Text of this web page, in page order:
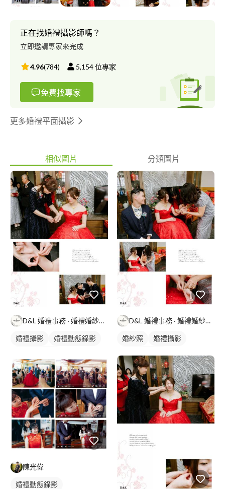
ID：d********* ******** ID：@********* E-mail：
全省服務 #婚禮攝影 #婚紗攝影 #婚禮紀錄 #兒童寫真 #全家福 #婚
禮錄影 #孕婦寫真 #親子寫真 #個人寫真 #新娘秘書 #活動紀錄 #風
格婚紗 #自助婚紗 #寶寶寫真 #商業攝影 #東勢婚攝 #豐原婚攝 #新
社婚攝 #后里婚攝 #台中婚攝 #結婚攝影 #迎娶攝影 #訂婚攝影 #文
定攝影 #歸寧攝影 #彰化婚攝 #苗栗婚攝 #婚禮跟拍 #中式婚禮 #西
式禮儀 歡迎預約拍攝 給自己唯美幸福回憶
正在找婚禮攝影師嗎？
立即邀請專家來完成
4.96(784) 5,154位專家
免費找專家
更多婚禮平面攝影
相似圖片 分類圖片
D&L 婚禮事務 · 婚禮婚紗攝影
婚禮攝影
婚禮動態錄影
陳光偉
婚禮動態錄影
D&L 婚禮事務 · 婚禮婚紗攝影
婚紗照
婚禮攝影
婚禮平面攝影